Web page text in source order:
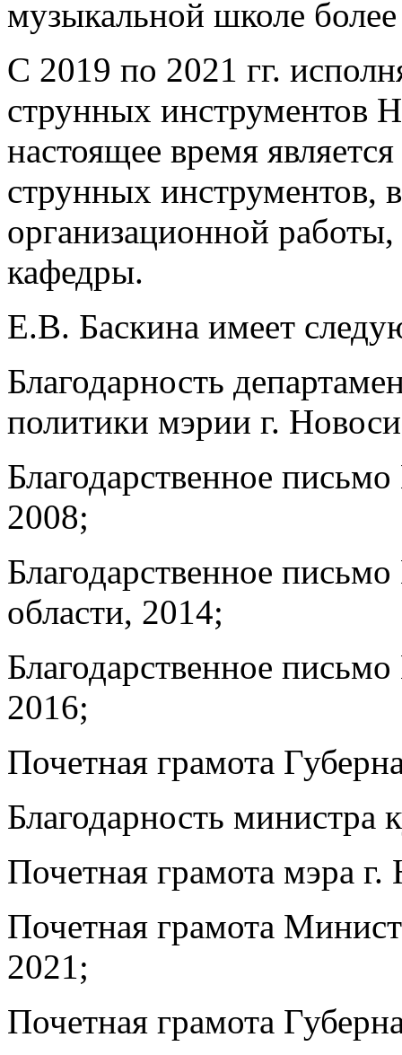
музыкальной школе
С 2019 по 2021 гг.
струнных инструментов
настоящее время
струнных инструментов,
организационной
кафедры.
Е.В. Баскина имеет
Благодарность
политики мэрии г.
Благодарственное
2008;
Благодарственное
области, 2014;
Благодарственное
2016;
Почетная грамота
Благодарность министра
Почетная грамота мэра
Почетная грамота
2021;
Почетная грамота